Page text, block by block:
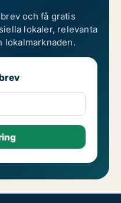
och få gratis
lokaler, relevanta
lokalmarknaden.